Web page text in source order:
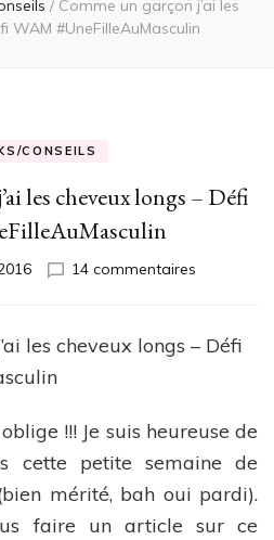
/ Comme un garçon j’ai les
WAM #UneFilleAuMasculin
CONSEILS
les cheveux longs – Défi
14 commentaires
garçon
longs
Défi
WAM
oblige !!! Je suis heureuse de
cette petite semaine de
mérité, bah oui pardi).
faire un article sur ce